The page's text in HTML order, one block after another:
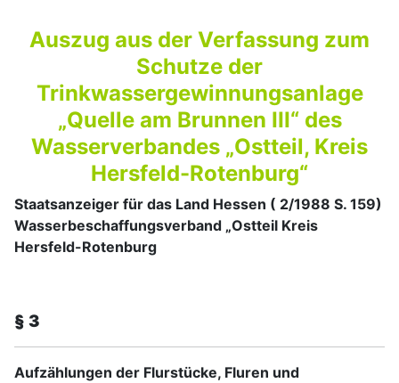
Auszug aus der Verfassung zum
Schutze der
Trinkwassergewinnungsanlage
„Quelle am Brunnen III“ des
Wasserverbandes „Ostteil, Kreis
Hersfeld-Rotenburg“
Staatsanzeiger für das Land Hessen ( 2/1988 S. 159)
Wasserbeschaffungsverband „Ostteil Kreis
Hersfeld-Rotenburg
§ 3
Aufzählungen der Flurstücke, Fluren und